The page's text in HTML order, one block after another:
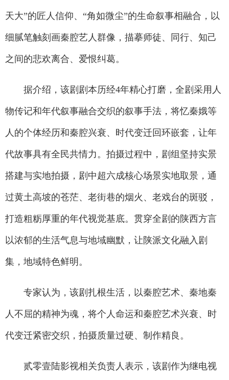
天大”的匠人信仰、“角如微尘”的生命叙事相融合，以
细腻笔触刻画秦腔艺人群像，描摹师徒、同行、知己
之间的悲欢离合、爱恨纠葛。
据介绍，该剧剧本历经4年精心打磨，全剧采用人
物传记和年代叙事融合交织的叙事手法，将忆秦娥等
人的个体经历和秦腔兴衰、时代变迁回环嵌套，让年
代故事具有全民共情力。拍摄过程中，剧组坚持实景
搭建与实地拍摄，剧中超六成核心场景实地取景，通
过黄土高坡的苍茫、老街巷的烟火、老戏台的斑驳，
打造粗粝厚重的年代视觉基底。贯穿全剧的陕西方言
以浓郁的生活气息与地域幽默，让陕派文化融入剧
集，地域特色鲜明。
专家认为，该剧扎根生活，以秦腔艺术、秦地秦
人不屈的精神为魂，将个人命运和秦腔艺术兴衰、时
代变迁紧密交织，拍摄质量过硬、制作精良。
贰零壹陆影视相关负责人表示，该剧作为继电视